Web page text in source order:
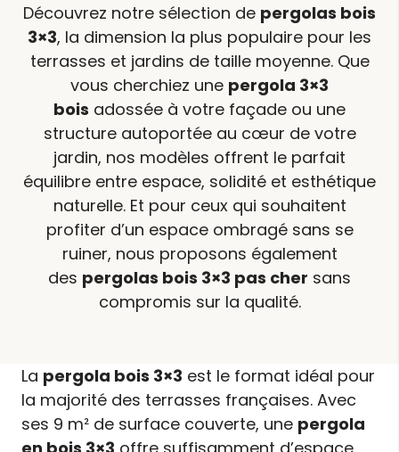
Découvrez notre sélection de pergolas bois
3×3, la dimension la plus populaire pour les
terrasses et jardins de taille moyenne. Que
vous cherchiez une pergola 3×3
bois adossée à votre façade ou une
structure autoportée au cœur de votre
jardin, nos modèles offrent le parfait
équilibre entre espace, solidité et esthétique
naturelle. Et pour ceux qui souhaitent
profiter d’un espace ombragé sans se
ruiner, nous proposons également
des pergolas bois 3×3 pas cher sans
compromis sur la qualité.
La pergola bois 3×3 est le format idéal pour
la majorité des terrasses françaises. Avec
ses 9 m² de surface couverte, une pergola